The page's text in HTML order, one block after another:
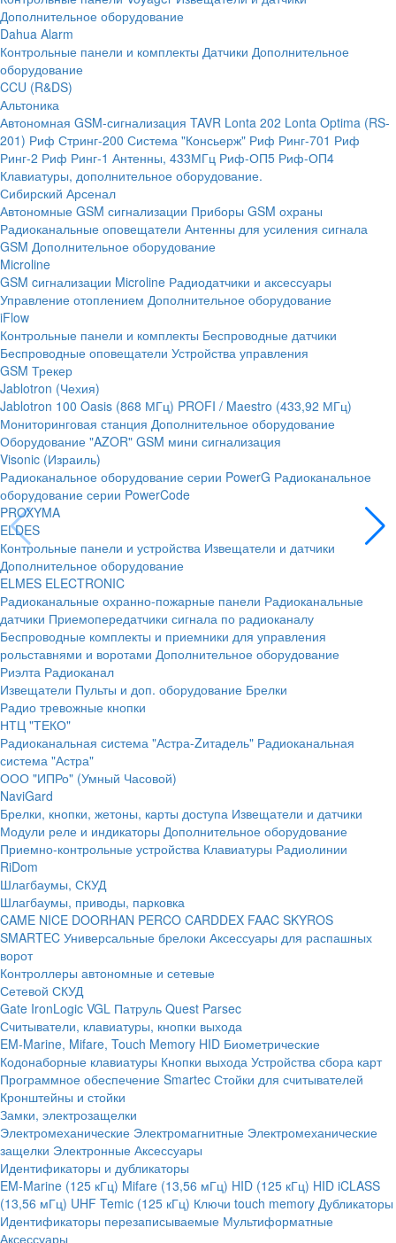
Дополнительное оборудование
Dahua Alarm
Контрольные панели и комплекты Датчики Дополнительное
оборудование
CCU (R&DS)
Альтоника
Автономная GSM-сигнализация TAVR Lonta 202 Lonta Optima (RS-
201) Риф Стринг-200 Система "Консьерж" Риф Ринг-701 Риф
Ринг-2 Риф Ринг-1 Антенны, 433МГц Риф-ОП5 Риф-ОП4
Клавиатуры, дополнительное оборудование.
Сибирский Арсенал
Автономные GSM сигнализации Приборы GSM охраны
Радиоканальные оповещатели Антенны для усиления сигнала
GSM Дополнительное оборудование
Microline
GSM cигнализации Microline Радиодатчики и аксессуары
Управление отоплением Дополнительное оборудование
iFlow
Контрольные панели и комплекты Беспроводные датчики
Беспроводные оповещатели Устройства управления
GSM Трекер
Jablotron (Чехия)
Jablotron 100 Oasis (868 МГц) PROFI / Maestro (433,92 МГц)
Мониторинговая станция Дополнительное оборудование
Оборудование "AZOR" GSM мини сигнализация
Visonic (Израиль)
Радиоканальное оборудование серии PowerG Радиоканальное
оборудование серии PowerCode
PROXYMA
ELDES
Контрольные панели и устройства Извещатели и датчики
Дополнительное оборудование
ELMES ELECTRONIC
Радиоканальные охранно-пожарные панели Радиоканальные
датчики Приемопередатчики сигнала по радиоканалу
Беспроводные комплекты и приемники для управления
рольставнями и воротами Дополнительное оборудование
Риэлта Радиоканал
Извещатели Пульты и доп. оборудование Брелки
Радио тревожные кнопки
НТЦ "ТЕКО"
Радиоканальная система "Астра-Zитадель" Радиоканальная
система "Астра"
ООО "ИПРо" (Умный Часовой)
NaviGard
Брелки, кнопки, жетоны, карты доступа Извещатели и датчики
Модули реле и индикаторы Дополнительное оборудование
Приемно-контрольные устройства Клавиатуры Радиолинии
RiDom
Шлагбаумы, СКУД
Шлагбаумы, приводы, парковка
CAME NICE DOORHAN PERCO CARDDEX FAAC SKYROS
SMARTEC Универсальные брелоки Аксессуары для распашных
ворот
Контроллеры автономные и сетевые
Сетевой СКУД
Gate IronLogic VGL Патруль Quest Parsec
Считыватели, клавиатуры, кнопки выхода
EM-Marine, Mifare, Touch Memory HID Биометрические
Кодонаборные клавиатуры Кнопки выхода Устройства сбора карт
Программное обеспечение Smartec Стойки для считывателей
Кронштейны и стойки
Замки, электрозащелки
Электромеханические Электромагнитные Электромеханические
защелки Электронные Аксессуары
Идентификаторы и дубликаторы
EM-Marine (125 кГц) Mifare (13,56 мГц) HID (125 кГц) HID iCLASS
(13,56 мГц) UHF Temic (125 кГц) Ключи touch memory Дубликаторы
Идентификаторы перезаписываемые Мультиформатные
Аксессуары